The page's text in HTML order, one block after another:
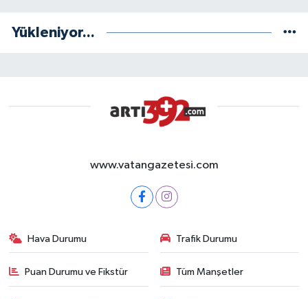
Yükleniyor...
www.vatangazetesi.com
Hava Durumu Trafik Durumu
Puan Durumu ve Fikstür Tüm Manşetler